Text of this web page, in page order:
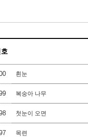
흰눈
복숭아 나무
첫눈이 오면
목련